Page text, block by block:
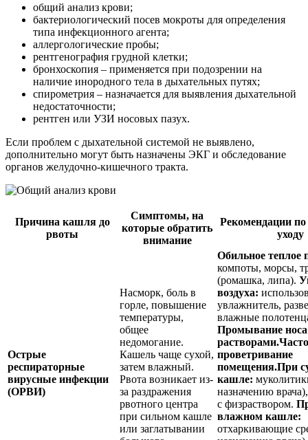
общий анализ крови;
бактериологический посев мокроты для определения
типа инфекционного агента;
аллергологические пробы;
рентгенография грудной клетки;
бронхоскопия – применяется при подозрении на
наличие инородного тела в дыхательных путях;
спирометрия – назначается для выявления дыхательной
недостаточности;
рентген или УЗИ носовых пазух.
Если проблем с дыхательной системой не выявлено,
дополнительно могут быть назначены ЭКГ и обследование
органов желудочно-кишечного тракта.
Причина кашля до
рвоты
Симптомы, на
которые обратить
внимание
Рекомендации
уходу
Острые
респираторные
вирусные инфекции
(ОРВИ)
Насморк, боль в
горле, повышение
температуры,
общее
недомогание.
Кашель чаще сухой,
затем влажный.
Рвота возникает из-
за раздражения
рвотного центра
при сильном кашле
или заглатывании
Обильное теплое
компоты, морсы,
(ромашка, липа).
воздуха:
увлажнитель,
влажные
Промывание
растворами.
проветривание
помещения.При
кашле:
назначению
с физраствором.
влажном кашле:
отхаркивающие